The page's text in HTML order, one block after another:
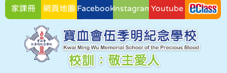
家課冊 網頁地圖 FacebookInstagramYoutube